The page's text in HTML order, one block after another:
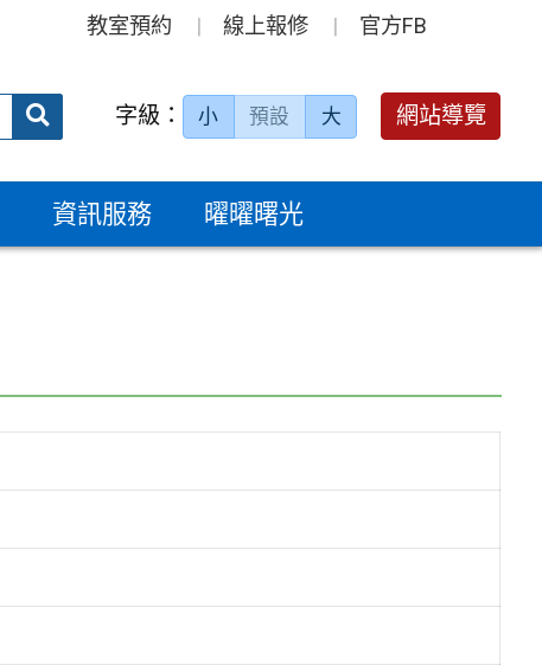
教室預約 線上報修 官方FB
送出 字級： 小 預設 大 網站導覽
資訊服務 曜曜曙光